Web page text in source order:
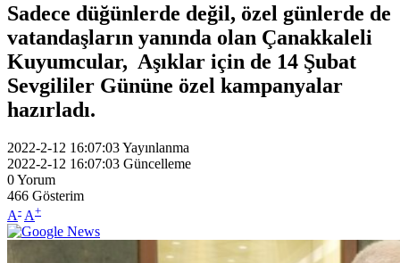
Sadece düğünlerde değil, özel günlerde de
vatandaşların yanında olan Çanakkaleli
Kuyumcular, Aşıklar için de 14 Şubat
Sevgililer Gününe özel kampanyalar
hazırladı.
2022-2-12 16:07:03Yayınlanma
2022-2-12 16:07:03 Güncelleme
0Yorum
466 Gösterim
A- A+